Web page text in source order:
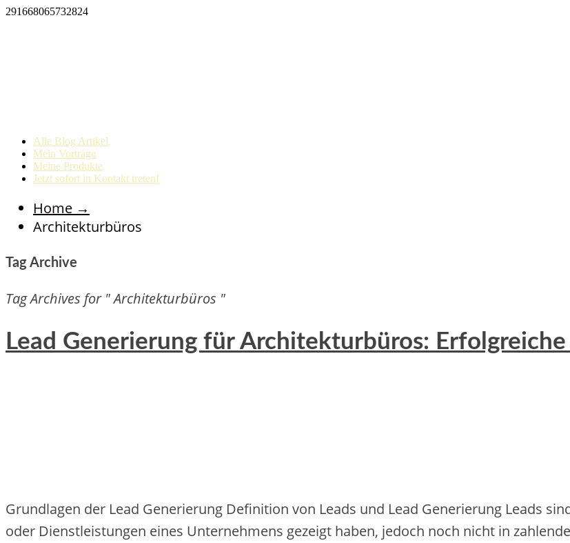
291668065732824
Alle Blog Artikel
Mein Vorträge
Meine Produkte
Jetzt sofort in Kontakt treten!
Home →
Architekturbüros
Tag Archive
Tag Archives for " Architekturbüros "
Lead Generierung für Architekturbüros:
Grundlagen d‬er Lead Generierung Definition v‬on Leads u‬nd Lead Generierung Leads
o‬der Dienstleistungen e‬ines Unternehmens gezeigt haben, j‬edoch n‬och n‬icht i‬n